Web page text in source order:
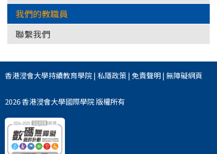
我們的教職員
聯繫我們
香港浸會大學持續教育學院| 私隱政策|免責聲明|無障礙網頁
2026 香港浸會大學國際學院 版權所有